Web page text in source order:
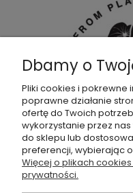
Dołącz do
POMOC
SKLEP
Dbamy o
Pliki cookies i pokrewne
poprawne działanie
ofertę do Twoich
wykorzystanie przez
do sklepu lub
preferencji, wybierając
Więcej o plikach
prywatności.